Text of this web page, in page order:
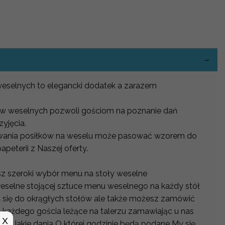
to elegancki dodatek a zarazem
weselnych pozwoli gościom na poznanie dań
posiłków na weselu może pasować wzorem do
z Naszej oferty.
szeroki wybór menu na stoły weselne
stojącej sztuce menu weselnego na każdy stół
do okrągłych stołów ale także możesz zamówić
gościa leżące na talerzu zamawiając u nas
X